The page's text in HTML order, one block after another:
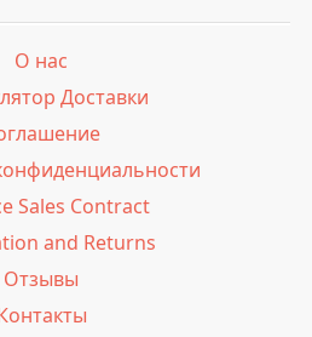
О нас
Доставки
Sales Contract
and Returns
Отзывы